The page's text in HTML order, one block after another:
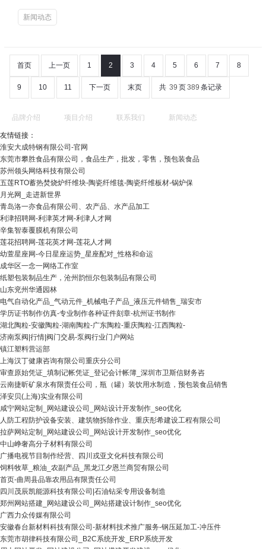
新闻动态
首页 上一页 1 2 3 4 5 6 7 8
9 10 11 下一页 末页 共 39 页389 条记录
品牌介绍 项目介绍 联系我们 新闻动态
友情链接：
淮安大成特钢有限公司-官网
东莞市攀胜食品有限公司，食品生产，批发，零售，预包装食品
苏州领头网络科技有限公司
五莲RTO蓄热焚烧炉纤维块-陶瓷纤维毯-陶瓷纤维板材-锅炉保
月光网_走进新世界
青岛洛一亦食品有限公司、农产品、水产品加工
利津招聘网-利津英才网-利津人才网
辛集智泰覆膜机有限公司
莲花招聘网-莲花英才网-莲花人才网
幼萱星座网-今日星座运势_星座配对_性格和命运
成华区一念一网络工作室
纸塑包装制品生产，沧州韵恒尔包装制品有限公司
山东兖州华通园林
电气自动化产品_气动元件_机械电子产品_液压元件销售_瑞安市
学历证书制作仿真-专业制作各种证件刻章-杭州证书制作
湖北陶粒-安徽陶粒-湖南陶粒-广东陶粒-重庆陶粒-江西陶粒-
济南泵阀|行情|阀门交易-泵阀行业门户网站
镇江塑料营运部
上海汉丁健康咨询有限公司重庆分公司
审查原始凭证_填制记帐凭证_登记会计帐簿_深圳市卫斯信财务咨
云南捷昕矿泉水有限责任公司，瓶（罐）装饮用水制造，预包装食品销售
泽安贝(上海)实业有限公司
咸宁网站定制_网站建设公司_网站设计开发制作_seo优化
人防工程防护设备安装、建筑物拆除作业、重庆彤希建设工程有限公司
拉萨网站定制_网站建设公司_网站设计开发制作_seo优化
中山峥奢高分子材料有限公司
广播电视节目制作经营、四川戎亚文化科技有限公司
饲料牧草_粮油_农副产品_黑龙江夕恩兰商贸有限公司
首页-曲周县品靠农用品有限责任公司
四川茂辰凯能源科技有限公司|石油钻采专用设备制造
郑州网站搭建_网站建设公司_网站搭建设计制作_seo优化
广西力众传媒有限公司
安徽春台新材料科技有限公司-新材料技术推广服务-钢压延加工-冲压件
东莞市胡律科技有限公司_B2C系统开发_ERP系统开发